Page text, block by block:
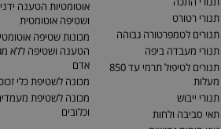
תנורי רטורט
תנורים לטמפרטורה גבוהה
תנורי מעבדה ביפה
תנורים לטיפול תרמי עד 850
מעלות
תנורי ייבוש
תאי סביבה ולחות
אוטומטיות הטענה
ושטיפה אוטומטית
מכונות שטיפה
הטענה ושטיפה ללא
אדם
מכונה לשטיפת כלי
מכונה לשטיפת
וכלובים